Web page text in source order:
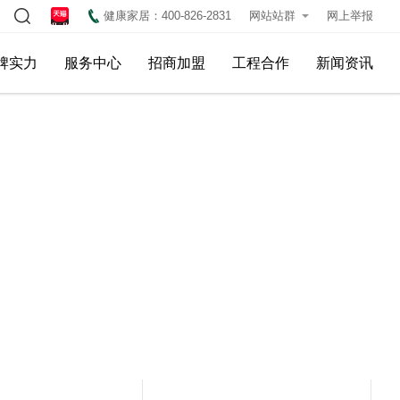
网上举报
网站站群
健康家居：400-826-2831
实力 服务中心 招商加盟 工程合作 新闻资讯